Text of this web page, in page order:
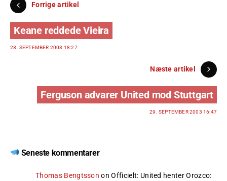
Forrige artikel
Keane reddede Vieira
28. SEPTEMBER 2003 18:27
Næste artikel
Ferguson advarer United mod Stuttgart
29. SEPTEMBER 2003 16:47
Seneste kommentarer
Thomas Bengtsson onOfficielt: United henter Orozco: